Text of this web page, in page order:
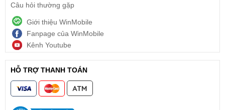
Câu hỏi thường gặp
Giới thiệu WinMobile
Fanpage của WinMobile
Kênh Youtube
HỖ TRỢ THANH TOÁN